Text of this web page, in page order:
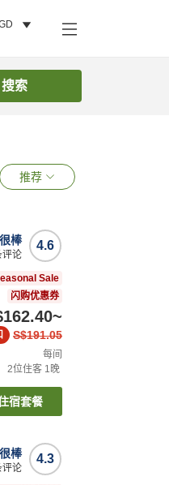
搜索
推荐
4.6
很棒
评论
Sale
闪购优惠券
~
S$191.05
每间
2位住客 1晚
宿套餐
4.3
很棒
评论